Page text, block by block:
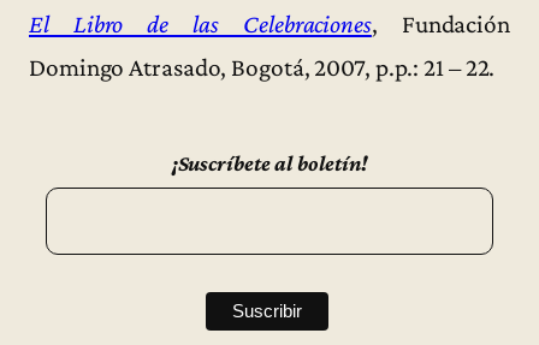
El Libro de las Celebraciones, Fundación
Domingo Atrasado, Bogotá, 2007, p.p.: 21 – 22.
¡Suscríbete al boletín!